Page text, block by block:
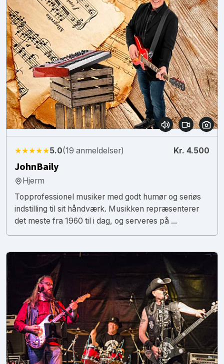
★★★★★5.0(19 anmeldelser) Kr. 4.500
JohnBaily
Hjerm
Topprofessionel musiker med godt humør og seriøs
indstilling til sit håndværk. Musikken repræsenterer
det meste fra 1960 til i dag, og serveres på ...